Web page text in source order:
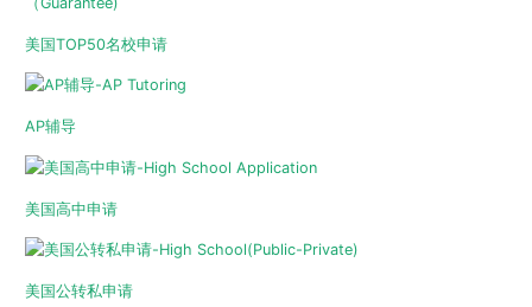
美国TOP50名校申请
AP辅导
美国高中申请
美国公转私申请